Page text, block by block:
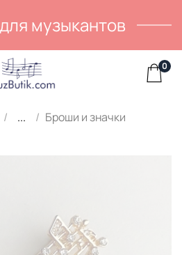
музыкантов
0
... Броши и значки